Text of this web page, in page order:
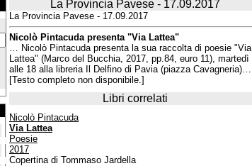
La Provincia Pavese - 17.09.2017
La Provincia Pavese - 17.09.2017
Nicolò Pintacuda presenta "Via Lattea"
… Nicolò Pintacuda presenta la sua raccolta di poesie "Via
Lattea" (Marco del Bucchia, 2017, pp.84, euro 11), martedì
alle 18 alla libreria Il Delfino di Pavia (piazza Cavagneria)…
[Testo completo non disponibile.]
Libri correlati
Nicolò Pintacuda
Via Lattea
Poesie
2017
Copertina di Tommaso Jardella